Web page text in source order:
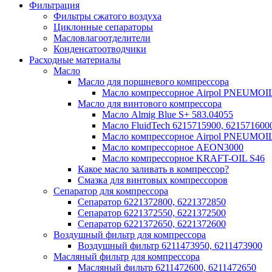
Фильтрация
Фильтры сжатого воздуха
Циклонные сепараторы
Масловлагоотделители
Конденсатоотводчики
Расходные материалы
Масло
Масло для поршневого компрессора
Масло компрессорное Airpol
Масло для винтового компрессора
Масло Almig Blue S+ 583.04055
Масло FluidTech 6215715900,
Масло компрессорное Airpol
Масло компрессорное AEON3000
Масло компрессорное KRAFT-OIL S46
Какое масло заливать в компрессор?
Смазка для винтовых компрессоров
Сепаратор для компрессора
Сепаратор 6221372800, 6221372850
Сепаратор 6221372550, 6221372500
Сепаратор 6221372650, 6221372600
Воздушный фильтр для компрессора
Воздушный фильтр 6211473950, 6211473900
Масляный фильтр для компрессора
Масляный фильтр 6211472600, 6211472650